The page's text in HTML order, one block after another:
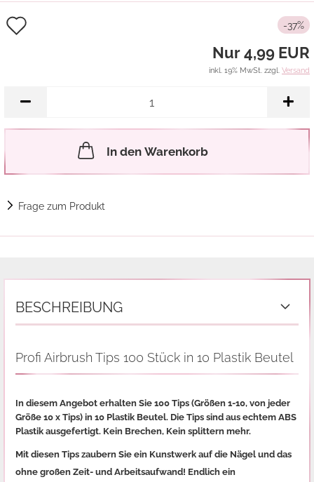
-37%
Nur 4,99 EUR
inkl. 19% MwSt. zzgl. Versand
In den Warenkorb
Frage zum Produkt
BESCHREIBUNG
Profi Airbrush Tips 100 Stück in 10 Plastik Beutel
In diesem Angebot erhalten Sie 100 Tips (Größen 1-10, von jeder
Größe 10 x Tips) in 10 Plastik Beutel. Die Tips sind aus echtem ABS
Plastik ausgefertigt. Kein Brechen, Kein splittern mehr.
Mit diesen Tips zaubern Sie ein Kunstwerk auf die Nägel und das
ohne großen Zeit- und Arbeitsaufwand! Endlich ein